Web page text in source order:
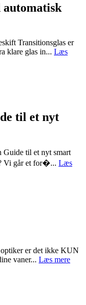
automatisk
Transitionsglas er
klare glas in... Læs
til et nyt
til et nyt smart
Vi går et for�... Læs
er det ikke KUN
vaner... Læs mere